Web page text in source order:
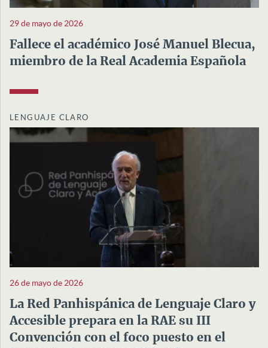
29 de mayo de 2026
Fallece el académico José Manuel Blecua,
miembro de la Real Academia Española
LENGUAJE CLARO
26 de mayo de 2026
La Red Panhispánica de Lenguaje Claro y
Accesible prepara en la RAE su III
Convención con el foco puesto en el